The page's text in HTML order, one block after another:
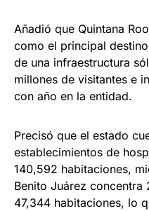
Añadió que Quintana
como el principal
de una infraestructura
millones de visitantes e
con año en la entidad.
Precisó que el estado
establecimientos de
140,592 habitaciones,
Benito Juárez concentra
47,344 habitaciones, lo